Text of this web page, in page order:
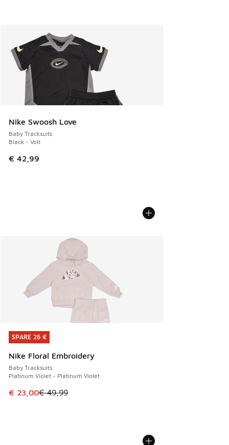
Nike Swoosh Love
Baby Tracksuits
Black - Volt
€ 42,99
SPARE 26 €
Nike Floral Embroidery
Baby Tracksuits
Platinum Violet - Platinum Violet
Dieser Artikel ist im Sale. Der Preis ist von € 49,99 auf €
€ 23,00€ 49,99
SPARE 26 €